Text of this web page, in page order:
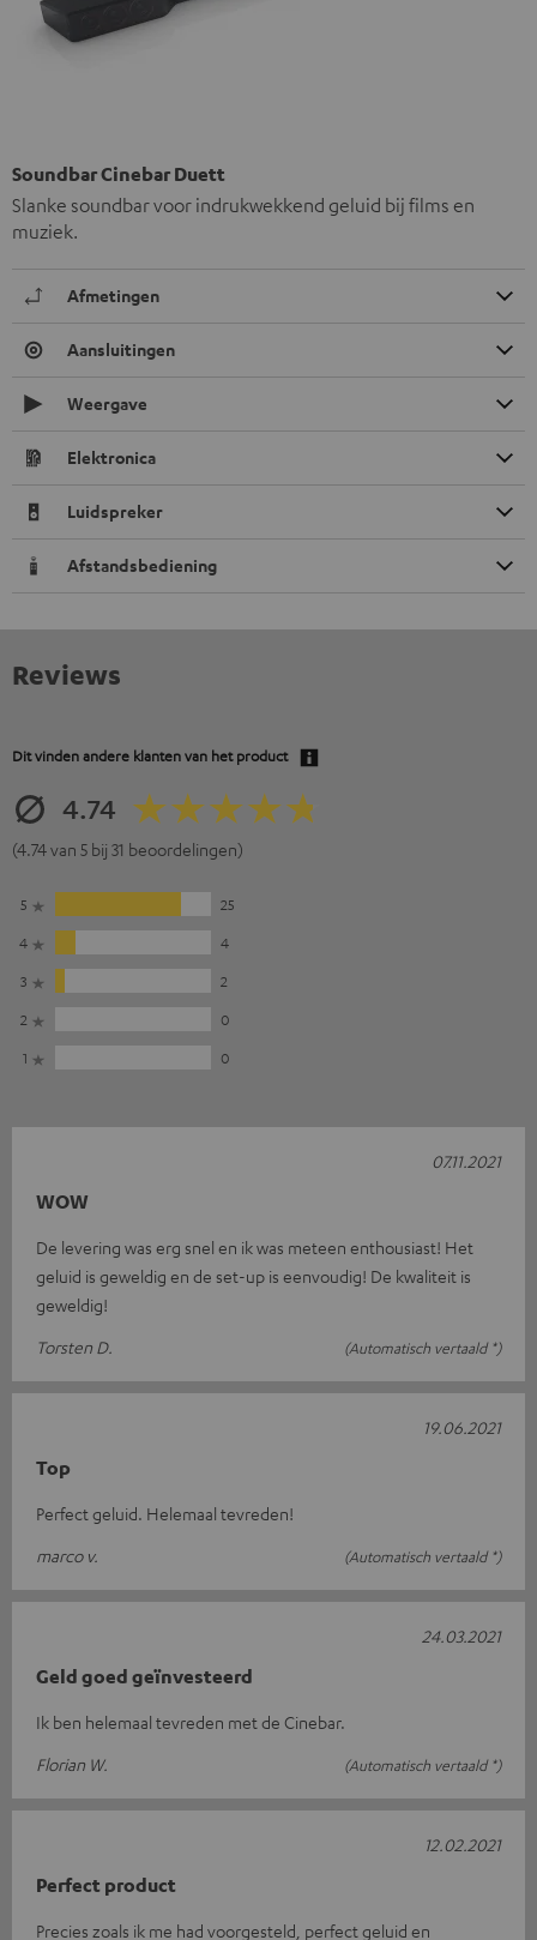
Soundbar Cinebar Duett
Slanke soundbar voor indrukwekkend geluid bij films en
muziek.
Afmetingen
Aansluitingen
Weergave
Elektronica
Luidspreker
Afstandsbediening
Reviews
Dit vinden andere klanten van het product
4.74
(4.74 van 5 bij 31 beoordelingen)
5
25
4
4
3
2
2
0
1
0
WOW
De levering was erg snel en ik was meteen enthousiast! Het
geluid is geweldig en de set-up is eenvoudig! De kwaliteit is
geweldig!
Torsten D.
(Automatisch vertaald *)
07.11.2021
Top
Perfect geluid. Helemaal tevreden!
marco v.
(Automatisch vertaald *)
19.06.2021
Geld goed geïnvesteerd
Ik ben helemaal tevreden met de Cinebar.
Florian W.
(Automatisch vertaald *)
24.03.2021
Perfect product
Precies zoals ik me had voorgesteld, perfect geluid en
12.02.2021